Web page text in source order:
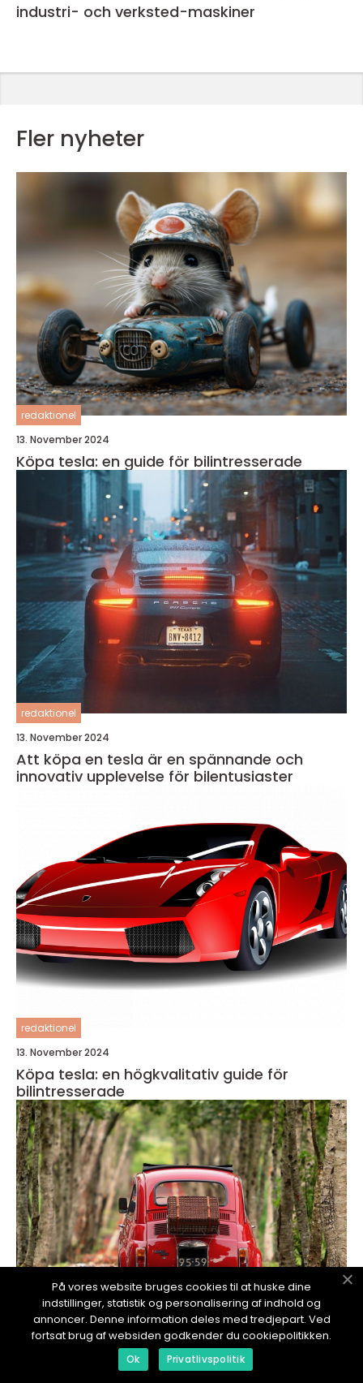
industri- och verksted-maskiner
Fler nyheter
redaktionel
13. November 2024
Köpa tesla: en guide för bilintresserade
redaktionel
13. November 2024
Att köpa en tesla är en spännande och
innovativ upplevelse för bilentusiaster
redaktionel
13. November 2024
Köpa tesla: en högkvalitativ guide för
bilintresserade
redaktionel
På vores website bruges cookies til at huske dine
indstillinger, statistik og personalisering af indhold og
annoncer. Denne information deles med tredjepart. Ved
fortsat brug af websiden godkender du cookiepolitikken.
Ok Privatlivspolitik